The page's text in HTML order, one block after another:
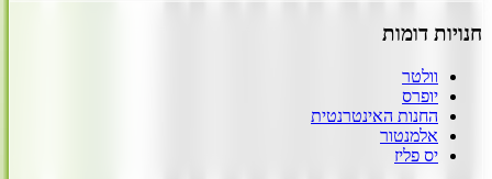
חנויות דומות
וולטר
יופרס
החנות האינטרנטית
אלמנטור
יס פליז